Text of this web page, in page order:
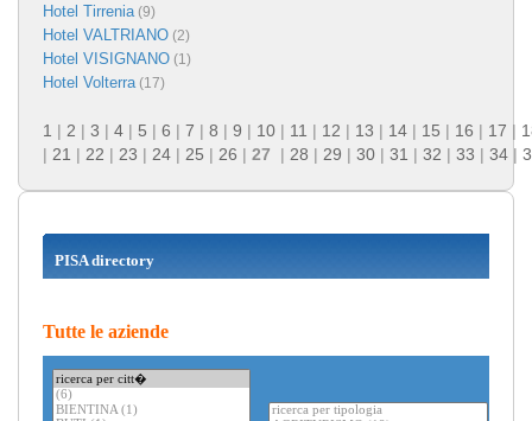
Hotel Tirrenia(9)
Hotel VALTRIANO (2)
Hotel VISIGNANO (1)
Hotel Volterra(17)
1 | 2 | 3 | 4 | 5 | 6 | 7 | 8 | 9 | 10 | 11 | 12 | 13 | 14 | 15 | 16 | 17 |
| 21 | 22 | 23 | 24 | 25 | 26 | 27 | 28 | 29 | 30 | 31 | 32 | 33 | 34 |
PISA directory
Tutte le aziende